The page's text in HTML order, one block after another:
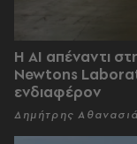
Η AI απέναντι
Newtons
ενδιαφέρον
Δημήτρης